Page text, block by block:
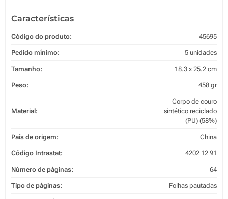
Características
Código do produto: 45695
Pedido mínimo: 5 unidades
Tamanho: 18.3 x 25.2 cm
Peso: 458 gr
Material:
Corpo de couro
sintético reciclado
(PU) (58%)
País de origem: China
Código Intrastat: 4202 12 91
Número de páginas: 64
Tipo de páginas: Folhas pautadas